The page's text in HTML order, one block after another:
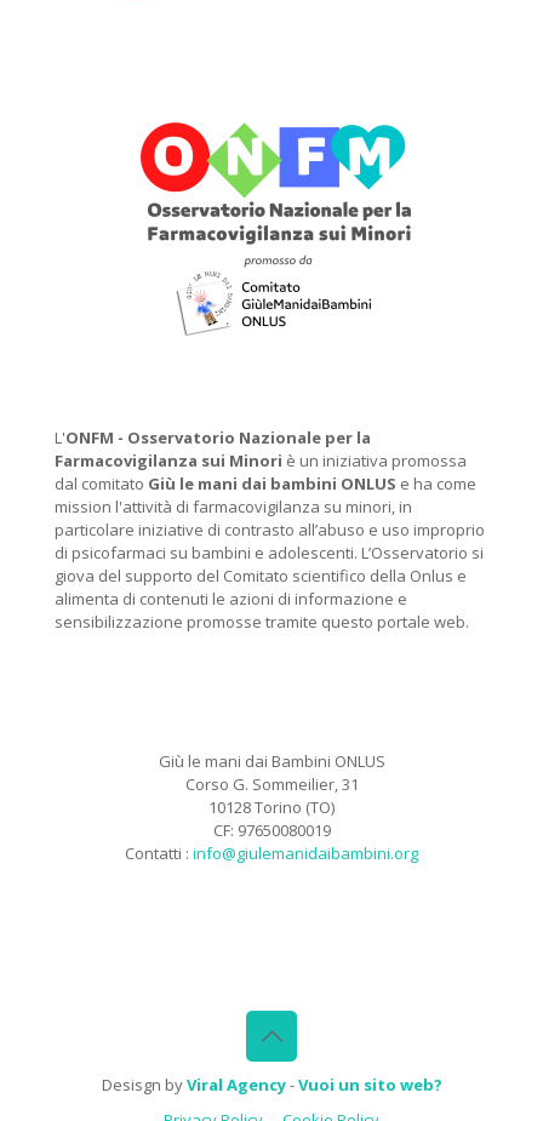
L'ONFM - Osservatorio Nazionale per la
Farmacovigilanza sui Minori è un iniziativa promossa
dal comitato Giù le mani dai bambini ONLUS e ha come
mission l'attività di farmacovigilanza su minori, in
particolare iniziative di contrasto all’abuso e uso improprio
di psicofarmaci su bambini e adolescenti. L’Osservatorio si
giova del supporto del Comitato scientifico della Onlus e
alimenta di contenuti le azioni di informazione e
sensibilizzazione promosse tramite questo portale web.
Giù le mani dai Bambini ONLUS
Corso G. Sommeilier, 31
10128 Torino (TO)
CF: 97650080019
Contatti : info@giulemanidaibambini.org
Desisgn byViral Agency-Vuoi un sito web?